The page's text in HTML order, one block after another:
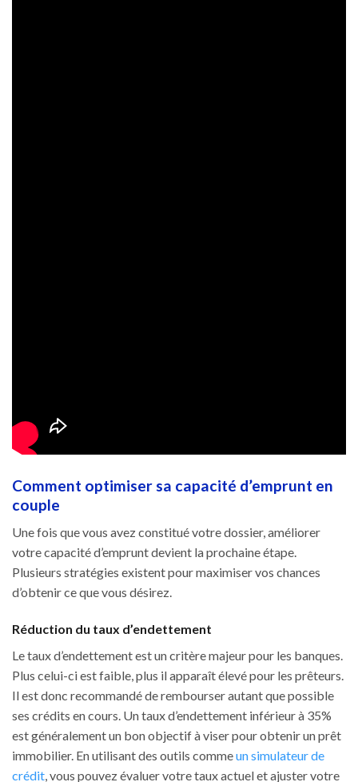
Comment optimiser sa capacité d’emprunt en
couple
Une fois que vous avez constitué votre dossier, améliorer
votre capacité d’emprunt devient la prochaine étape.
Plusieurs stratégies existent pour maximiser vos chances
d’obtenir ce que vous désirez.
Réduction du taux d’endettement
Le taux d’endettement est un critère majeur pour les banques.
Plus celui-ci est faible, plus il apparaît élevé pour les prêteurs.
Il est donc recommandé de rembourser autant que possible
ses crédits en cours. Un taux d’endettement inférieur à 35%
est généralement un bon objectif à viser pour obtenir un prêt
immobilier. En utilisant des outils commeun simulateur de
crédit, vous pouvez évaluer votre taux actuel et ajuster votre